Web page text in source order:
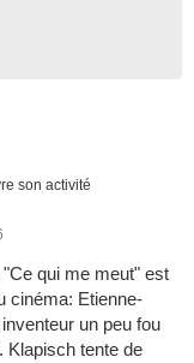
son activité
qui me meut" est
cinéma: Etienne-
un peu fou
Klapisch tente de